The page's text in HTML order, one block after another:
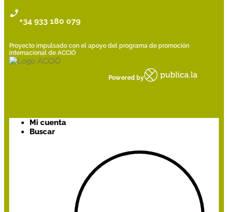
+34 933 180 079
Proyecto impulsado con el apoyo del programa de promoción
internacional de ACCIÓ
Powered by
Mi cuenta
Buscar